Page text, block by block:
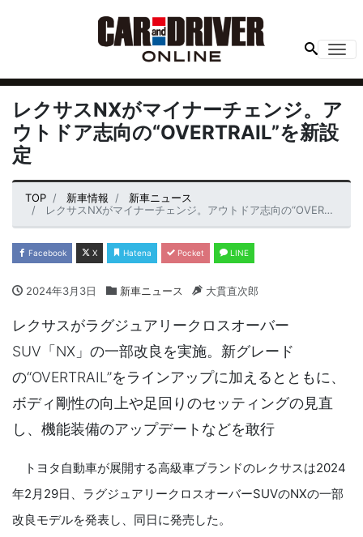
レクサスNXがマイナーチェンジ。ア
ウトドア志向の“OVERTRAIL”を新設
定
TOP 新車情報
新車ニュース
レクサスNXがマイナーチェンジ。アウトドア志向の“OVERTRAIL”を新設定
Facebook X Hatena Pocket LINE
2024年3月3日 新車ニュース 大貫直次郎
レクサスがラグジュアリークロスオーバー
SUV「NX」の一部改良を実施。新グレード
の“OVERTRAIL”をラインアップに加えるとともに、
ボディ剛性の向上や足回りのセッティングの見直
し、機能装備のアップデートなどを敢行
トヨタ自動車が展開する高級車ブランドのレクサスは2024
年2月29日、ラグジュアリークロスオーバーSUVのNXの一部
改良モデルを発表し、同日に発売した。